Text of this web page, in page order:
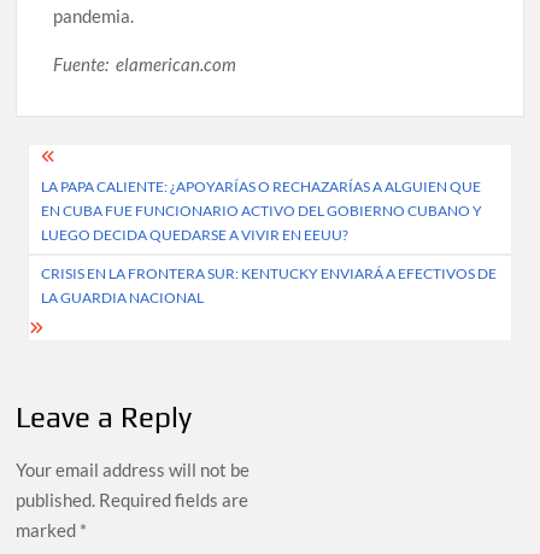
pandemia.
Fuente: elamerican.com
Post
navigation
LA PAPA CALIENTE: ¿APOYARÍAS O RECHAZARÍAS A ALGUIEN QUE
EN CUBA FUE FUNCIONARIO ACTIVO DEL GOBIERNO CUBANO Y
LUEGO DECIDA QUEDARSE A VIVIR EN EEUU?
CRISIS EN LA FRONTERA SUR: KENTUCKY ENVIARÁ A EFECTIVOS DE
LA GUARDIA NACIONAL
Leave a Reply
Your email address will not be
published. Required fields are
marked *